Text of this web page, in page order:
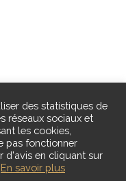
by ID
des statistiques de
réseaux sociaux et
les cookies,
pas fonctionner
d'avis en cliquant sur
En savoir plus